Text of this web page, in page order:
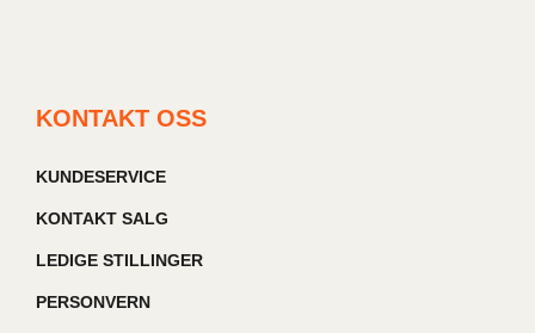
KONTAKT OSS
KUNDESERVICE
KONTAKT SALG
LEDIGE STILLINGER
PERSONVERN